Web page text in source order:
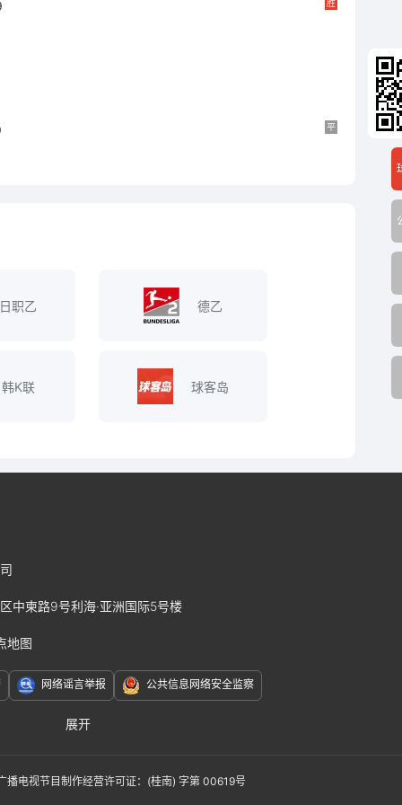
胜
平
日职乙 德乙
韩K联 球客岛
中柬路9号利海·亚洲国际5号楼
地图
网络谣言举报 公共信息网络安全监察
展开
J2
播电视节目制作经营许可证：(桂南) 字第 00619号